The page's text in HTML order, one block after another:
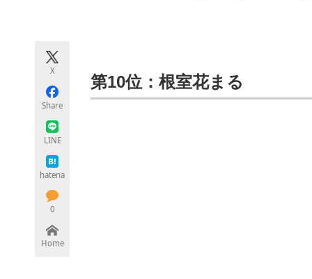
X
Share
LINE
hatena
0
Home
第10位：根室花まる